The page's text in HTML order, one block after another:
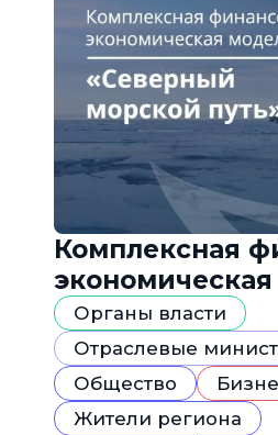
Комплексная
«Северный
Органы власти
Отраслевые
Общество
Жители региона